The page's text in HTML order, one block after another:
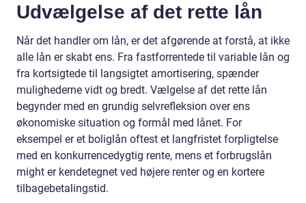
Udvælgelse af det rette lån
Når det handler om lån, er det afgørende at forstå, at ikke
alle lån er skabt ens. Fra fastforrentede til variable lån og
fra kortsigtede til langsigtet amortisering, spænder
mulighederne vidt og bredt. Vælgelse af det rette lån
begynder med en grundig selvrefleksion over ens
økonomiske situation og formål med lånet. For
eksempel er et boliglån oftest et langfristet forpligtelse
med en konkurrencedygtig rente, mens et forbrugslån
might er kendetegnet ved højere renter og en kortere
tilbagebetalingstid.